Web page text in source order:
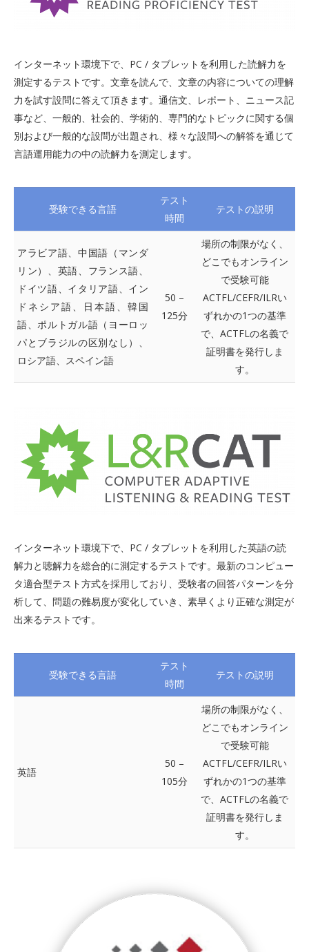
インターネット環境下で、PC / タブレットを利用した読解力を
測定するテストです。文章を読んで、文章の内容についての理解
力を試す設問に答えて頂きます。通信文、レポート、ニュース記
事など、一般的、社会的、学術的、専門的なトピックに関する個
別および一般的な設問が出題され、様々な設問への解答を通じて
言語運用能力の中の読解力を測定します。
受験できる言語
テスト
時間
テストの説明
アラビア語、中国語（マンダ
リン）、英語、フランス語、
ドイツ語、イタリア語、イン
ドネシア語、日本語、韓国
語、ポルトガル語（ヨーロッ
パとブラジルの区別なし）、
ロシア語、スペイン語
50 –
125分
場所の制限がなく、
どこでもオンライン
で受験可能
ACTFL/CEFR/ILRい
ずれかの1つの基準
で、ACTFLの名義で
証明書を発行しま
す。
インターネット環境下で、PC / タブレットを利用した英語の読
解力と聴解力を総合的に測定するテストです。最新のコンピュー
タ適合型テスト方式を採用しており、受験者の回答パターンを分
析して、問題の難易度が変化していき、素早くより正確な測定が
出来るテストです。
受験できる言語
テスト
時間
テストの説明
英語
50 –
105分
場所の制限がなく、
どこでもオンライン
で受験可能
ACTFL/CEFR/ILRい
ずれかの1つの基準
で、ACTFLの名義で
証明書を発行しま
す。